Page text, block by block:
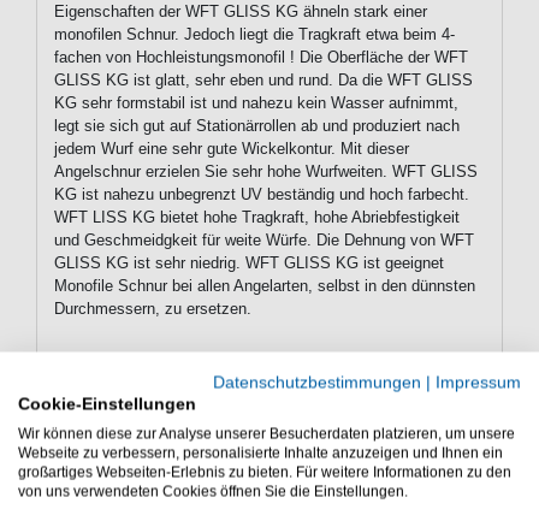
Eigenschaften der WFT GLISS KG ähneln stark einer
monofilen Schnur. Jedoch liegt die Tragkraft etwa beim 4-
fachen von Hochleistungsmonofil ! Die Oberfläche der WFT
GLISS KG ist glatt, sehr eben und rund. Da die WFT GLISS
KG sehr formstabil ist und nahezu kein Wasser aufnimmt,
legt sie sich gut auf Stationärrollen ab und produziert nach
jedem Wurf eine sehr gute Wickelkontur. Mit dieser
Angelschnur erzielen Sie sehr hohe Wurfweiten. WFT GLISS
KG ist nahezu unbegrenzt UV beständig und hoch farbecht.
WFT LISS KG bietet hohe Tragkraft, hohe Abriebfestigkeit
und Geschmeidgkeit für weite Würfe. Die Dehnung von WFT
GLISS KG ist sehr niedrig. WFT GLISS KG ist geeignet
Monofile Schnur bei allen Angelarten, selbst in den dünnsten
Durchmessern, zu ersetzen.
Eigenschaften der WFT Gliss KG
Monotex Line
hohe Tragkraft
geringe Dehnung
formstabil, glatt und rund
Datenschutzbestimmungen | Impressum
Cookie-Einstellungen
Wir können diese zur Analyse unserer Besucherdaten platzieren, um unsere
Webseite zu verbessern, personalisierte Inhalte anzuzeigen und Ihnen ein
großartiges Webseiten-Erlebnis zu bieten. Für weitere Informationen zu den
von uns verwendeten Cookies öffnen Sie die Einstellungen.